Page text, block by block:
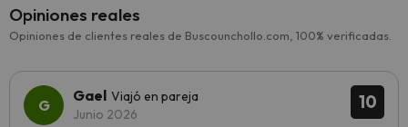
Opiniones reales
Opiniones de clientes reales de Buscounchollo.com, 100% verificadas.
10
Gael Viajó en pareja
Junio 2026